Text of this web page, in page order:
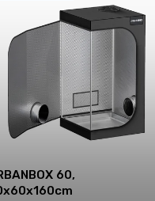
60,